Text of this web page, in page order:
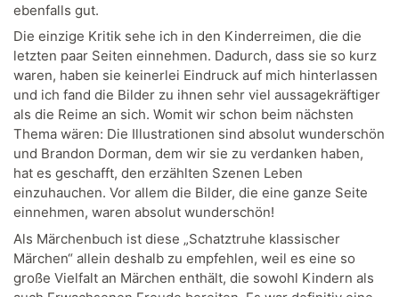
ebenfalls gut.
Die einzige Kritik sehe ich in den Kinderreimen, die die
letzten paar Seiten einnehmen. Dadurch, dass sie so kurz
waren, haben sie keinerlei Eindruck auf mich hinterlassen
und ich fand die Bilder zu ihnen sehr viel aussagekräftiger
als die Reime an sich. Womit wir schon beim nächsten
Thema wären: Die Illustrationen sind absolut wunderschön
und Brandon Dorman, dem wir sie zu verdanken haben,
hat es geschafft, den erzählten Szenen Leben
einzuhauchen. Vor allem die Bilder, die eine ganze Seite
einnehmen, waren absolut wunderschön!
Als Märchenbuch ist diese „Schatztruhe klassischer
Märchen“ allein deshalb zu empfehlen, weil es eine so
große Vielfalt an Märchen enthält, die sowohl Kindern als